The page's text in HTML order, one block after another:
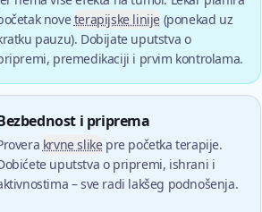
noveterapijske linije(ponekad uz
pauzu). Dobijate uputstva o
premedikaciji i prvim kontrolama.
i priprema
krvne slikepre početka terapije.
uputstva o pripremi, ishrani i
– sve radi lakšeg podnošenja.